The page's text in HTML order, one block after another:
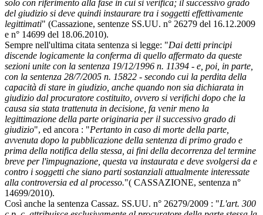
solo con riferimento alla fase in cui si verifica; il successivo grado
del giudizio si deve quindi instaurare tra i soggetti effettivamente
legittimati" (Cassazione, sentenze SS.UU. n° 26279 del 16.12.2009
e n° 14699 del 18.06.2010).
Sempre nell'ultima citata sentenza si legge: "Dai detti principi
discende logicamente la conferma di quello affermato da queste
sezioni unite con la sentenza 19/12/1996 n. 11394 - e, poi, in parte,
con la sentenza 28/7/2005 n. 15822 - secondo cui la perdita della
capacità di stare in giudizio, anche quando non sia dichiarata in
giudizio dal procuratore costituito, ovvero si verifichi dopo che la
causa sia stata trattenuta in decisione, fa venir meno la
legittimazione della parte originaria per il successivo grado di
giudizio", ed ancora : "Pertanto in caso di morte della parte,
avvenuta dopo la pubblicazione della sentenza di primo grado e
prima della notifica della stessa, ai fini della decorrenza del termine
breve per l'impugnazione, questa va instaurata e deve svolgersi da e
contro i soggetti che siano parti sostanziali attualmente interessate
alla controversia ed al processo."( CASSAZIONE, sentenza n°
14699/2010).
Così anche la sentenza Cassaz. SS.UU. n° 26279/2009 : "L'art. 300